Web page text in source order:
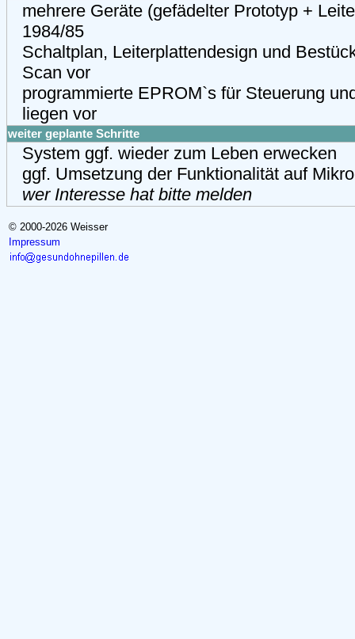
mehrere Geräte (gefädelter Prototyp +
1984/85
Schaltplan, Leiterplattendesign und
Scan vor
programmierte EPROM`s für Steuerung
liegen vor
weiter geplante Schritte
System ggf. wieder zum Leben erwecken
ggf. Umsetzung der Funktionalität auf
wer Interesse hat bitte melden
© 2000-2026 Weisser
Impressum